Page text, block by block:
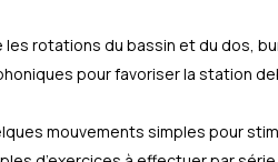
les rotations du bassin et du dos,
pour favoriser la station
mouvements simples pour